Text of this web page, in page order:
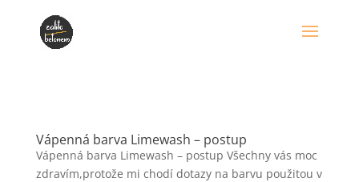
Vápenná barva Limewash – postup
Vápenná barva Limewash – postup Všechny vás moc
zdravím,protože mi chodí dotazy na barvu použitou v